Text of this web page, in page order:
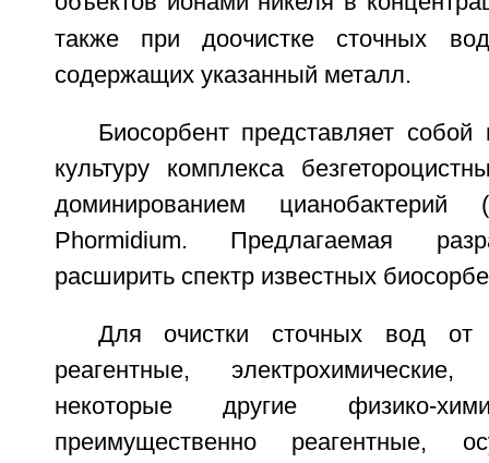
также при доочистке сточных
содержащих указанный металл.
Биосорбент представляет собой
культуру комплекса
доминированием
Phormidium. Предлагаемая
расширить спектр известных
Для очистки сточных вод от
реагентные,
некоторые другие физико-
преимущественно реагентные,